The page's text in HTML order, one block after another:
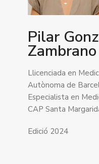
Pilar
Zambrano
Llicenciada en
Autònoma de
Especialista en
CAP Santa
Edició 2024